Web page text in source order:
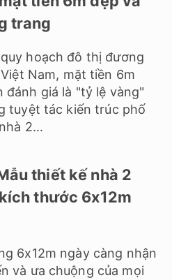
trang
hoạch đô thị đương
Nam, mặt tiền 6m
đánh giá là "tỷ lệ vàng"
tuyệt tác kiến trúc phố
2...
thiết kế nhà 2
thước 6x12m
6x12m ngày càng nhận
và ưa chuộng của mọi